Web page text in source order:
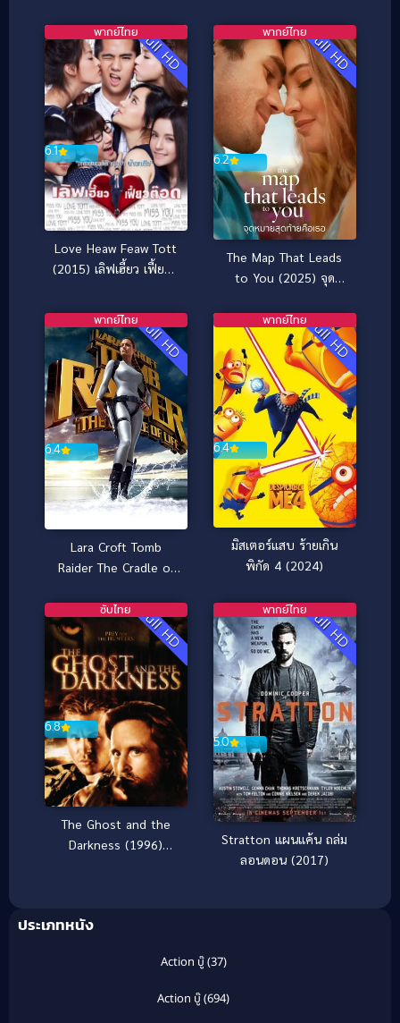
Full HD
6.1
พากย์ไทย
Love Heaw Feaw Tott
(2015) เลิฟเฮี้ยว เฟี้ยวต๊
Full HD
6.2
พากย์ไทย
The Map That Leads
to You (2025) จุด
Full HD
6.4
พากย์ไทย
Lara Croft Tomb
Raider The Cradle of
เรเดอร์ กู้วิกฤตล่ากล่อง
ปริศนา (2003)
Full HD
6.4
พากย์ไทย
มิสเตอร์แสบ ร้ายเกิน
พิกัด 4 (2024)
Full HD
6.8
ซับไทย
The Ghost and the
Darkness (1996)
Full HD
5.0
พากย์ไทย
Stratton แผนแค้น ถล่ม
ลอนดอน (2017)
ประเภทหนัง
Action บู๊(37)
Action บู๊(694)